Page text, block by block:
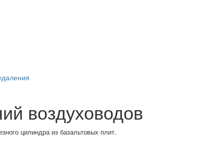
воздуховодов
цилиндра из базальтовых плит.